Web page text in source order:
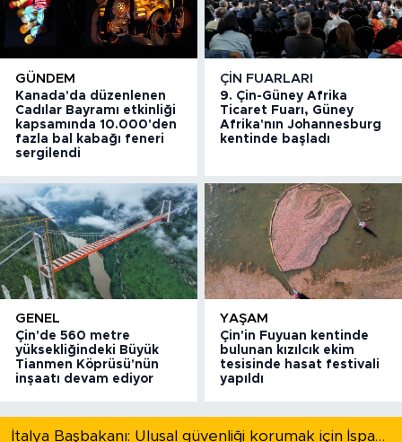
GÜNDEM
Kanada'da düzenlenen
Cadılar Bayramı etkinliği
kapsamında 10.000'den
fazla bal kabağı feneri
sergilendi
ÇIN FUARLARI
9. Çin-Güney Afrika
Ticaret Fuarı, Güney
Afrika'nın Johannesburg
kentinde başladı
GENEL
Çin'de 560 metre
yüksekliğindeki Büyük
Tianmen Köprüsü'nün
inşaatı devam ediyor
YAŞAM
Çin'in Fuyuan kentinde
bulunan kızılcık ekim
tesisinde hasat festivali
yapıldı
İtalya Başbakanı: Ulusal güvenliği korumak için İspanya ile Schengen kapsamındaki serbest dolaşımı askıya alıyoruz